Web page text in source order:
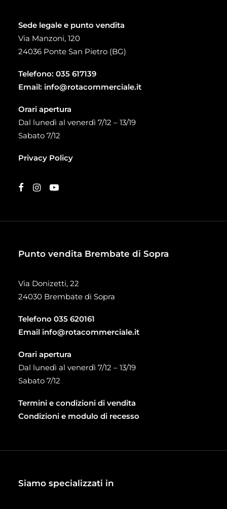
Sede legale e punto vendita
Via Manzoni, 120
24036 Ponte San Pietro (BG)
Telefono: 035 617139
Email: info@rotacommerciale.it
Orari apertura
Dal lunedì al venerdì 7/12 – 13/19
Sabato 7/12
Privacy Policy
Punto vendita Brembate di Sopra
Via Donizetti, 22
24030 Brembate di Sopra
Telefono 035 620161
Email info@rotacommerciale.it
Orari apertura
Dal lunedì al venerdì 7/12 – 13/19
Sabato 7/12
Termini e condizioni di vendita
Condizioni e modulo di recesso
Siamo specializzati in